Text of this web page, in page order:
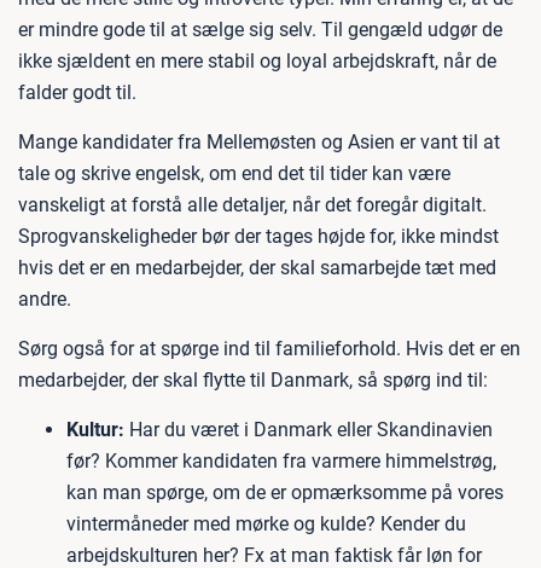
er mindre gode til at sælge sig selv. Til gengæld udgør de
ikke sjældent en mere stabil og loyal arbejdskraft, når de
falder godt til.
Mange kandidater fra Mellemøsten og Asien er vant til at
tale og skrive engelsk, om end det til tider kan være
vanskeligt at forstå alle detaljer, når det foregår digitalt.
Sprogvanskeligheder bør der tages højde for, ikke mindst
hvis det er en medarbejder, der skal samarbejde tæt med
andre.
Sørg også for at spørge ind til familieforhold. Hvis det er en
medarbejder, der skal flytte til Danmark, så spørg ind til:
Kultur: Har du været i Danmark eller Skandinavien
før? Kommer kandidaten fra varmere himmelstrøg,
kan man spørge, om de er opmærksomme på vores
vintermåneder med mørke og kulde? Kender du
arbejdskulturen her? Fx at man faktisk får løn for